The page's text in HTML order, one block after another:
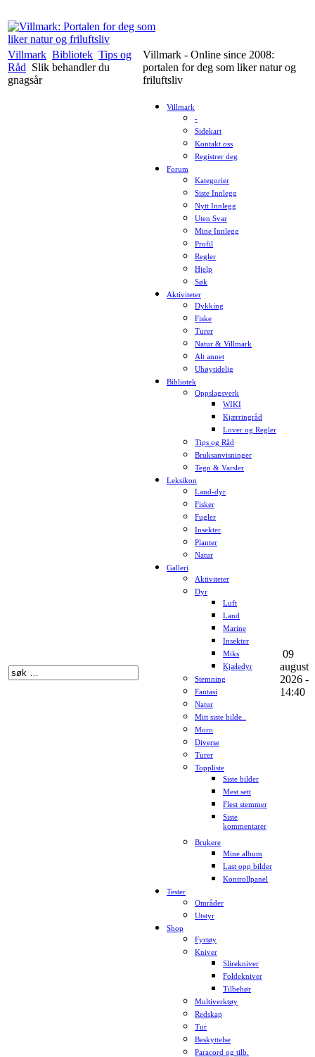
Villmark Bibliotek Tips og
Råd Slik behandler du
gnagsår
Villmark - Online since 2008:
portalen for deg som liker natur og
friluftsliv
Villmark
-
Sidekart
Kontakt oss
Registrer deg
Forum
Kategorier
Siste Innlegg
Nytt Innlegg
Uten Svar
Mine Innlegg
Profil
Regler
Hjelp
Søk
Aktiviteter
Dykking
Fiske
Turer
Natur & Villmark
Alt annet
Uhøytidelig
Bibliotek
Oppslagsverk
WIKI
Kjærringråd
Lover og Regler
Tips og Råd
Bruksanvisninger
Tegn & Varsler
Leksikon
Land-dyr
Fisker
Fugler
Insekter
Planter
Natur
Galleri
Aktiviteter
Dyr
Luft
Land
Marine
Insekter
Miks
Kjæledyr
Stemning
Fantasi
Natur
Mitt siste bilde..
Moro
Diverse
Turer
Toppliste
Siste bilder
Mest sett
Flest stemmer
Siste
kommentarer
Brukere
Mine album
Last opp bilder
Kontrollpanel
Tester
Områder
Utstyr
Shop
Fyrtøy
Kniver
Slirekniver
Foldekniver
Tilbehør
Multiverktøy
Redskap
Tur
Beskyttelse
Paracord og tilb.
09
august
2026 -
14:40